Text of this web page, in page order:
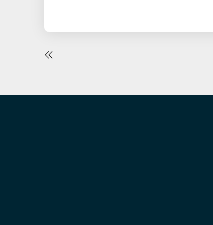
Seitennummerierung
Beiträge